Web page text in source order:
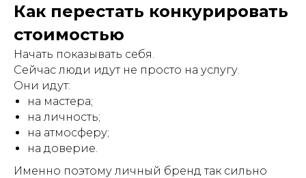
Как перестать конкурировать
стоимостью
Начать показывать себя.
Сейчас люди идут не просто на услугу.
Они идут:
на мастера;
на личность;
на атмосферу;
на доверие.
Именно поэтому личный бренд так сильно